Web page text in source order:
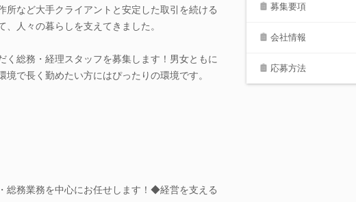
など大手クライアントと安定した取引を続ける
人々の暮らしを支えてきました。
総務・経理スタッフを募集します！男女ともに
で長く勤めたい方にはぴったりの環境です。
総務業務を中心にお任せします！◆経営を支える
募集要項
会社情報
応募方法